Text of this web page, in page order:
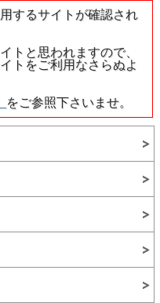
しておりますが、逆に世
ば幸いです。
。安心のゴールド製
ボケさんご)
するサイトが確認され
トと思われますので、
トをご利用なさらぬよ
をご参照下さいませ。